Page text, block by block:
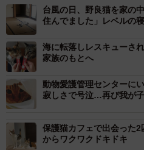
みつけた。訪問すると、ちょ
いると言われた。
ところが、その猫は、ブリーダ
染症を起こしてしまった。生後
で預けていたが、ブリーダー
ていった。猫の顔を見ていたの
中旬に引き取ったが、やっと
そのMOAちゃんと名付けた。
台風の日、野良猫を家の
住んでました」レベルの
海に転落しレスキューさ
家族のもとへ
動物愛護管理センターに
寂しさで号泣…再び我が
保護猫カフェで出会った
からワクワクドキドキ